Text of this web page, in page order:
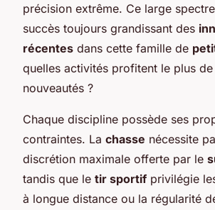
précision extrême. Ce large
succès toujours grandissant des
récentes dans cette famille de
quelles activités profitent le plus
nouveautés ?
Chaque discipline possède ses
contraintes. La chasse nécessite
discrétion maximale offerte par le
tandis que le tir sportifprivilégie
à longue distance ou la régularité